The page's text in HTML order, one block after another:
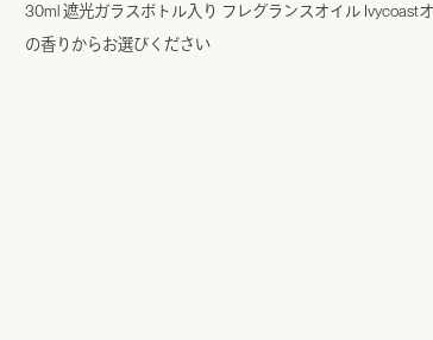
30ml 遮光ガラスボトル入り フレグランスオイル Ivycoast
の香りからお選びください